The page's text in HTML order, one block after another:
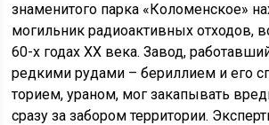
знаменитого парка «Коломенское»
могильник радиоактивных отходов,
60-х годах ХХ века. Завод,
редкими рудами – бериллием и его
торием, ураном, мог закапывать
сразу за забором территории.